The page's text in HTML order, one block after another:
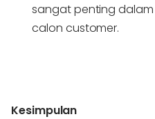
sangat penting
calon customer.
Kesimpulan